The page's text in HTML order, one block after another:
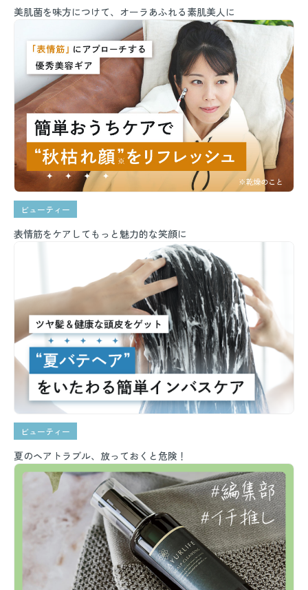
美肌菌を味方につけて、オーラあふれる素肌美人に
ビューティー
表情筋をケアしてもっと魅力的な笑顔に
ビューティー
夏のヘアトラブル、放っておくと危険！